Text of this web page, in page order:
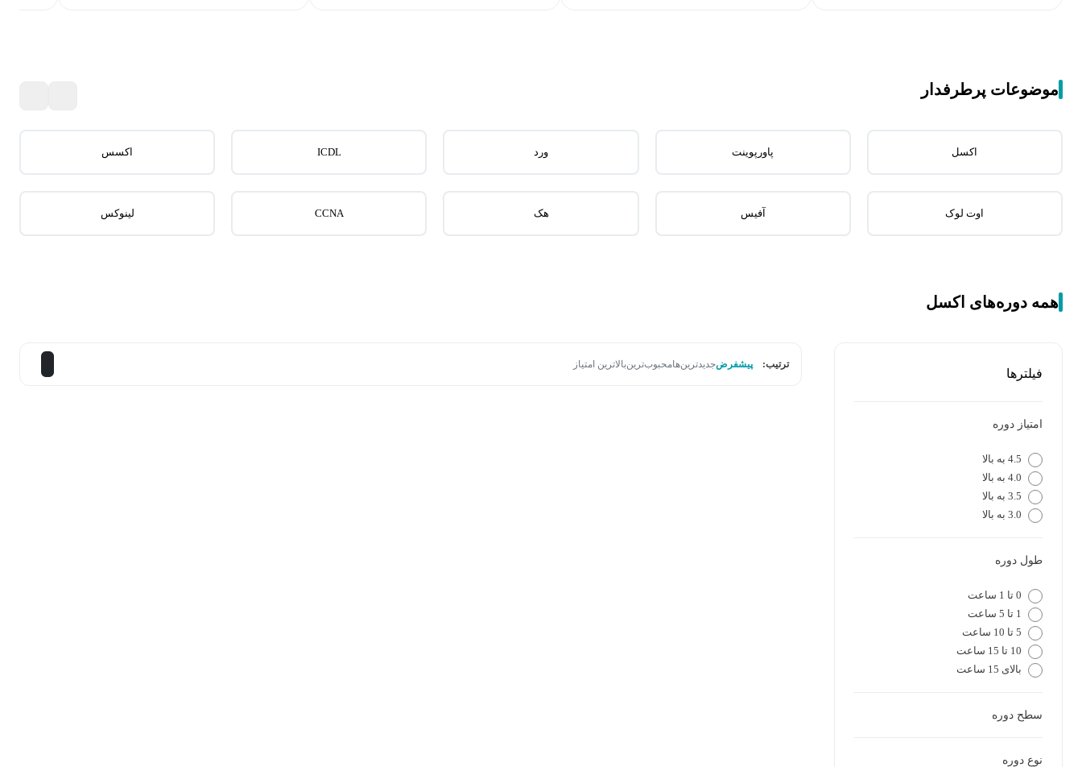
موضوعات پرطرفدار
اکسل پاورپوینت ورد ICDL اکسس
اوت لوک آفیس هک CCNA لینوکس
همه دوره‌های اکسل
فیلترها
امتیاز دوره
4.5 به بالا
4.0 به بالا
3.5 به بالا
3.0 به بالا
طول دوره
0 تا 1 ساعت
1 تا 5 ساعت
5 تا 10 ساعت
10 تا 15 ساعت
بالای 15 ساعت
سطح دوره
نوع دوره
ترتیب: پیشفرضجدیدترین‌هامحبوب‌ترینبالاترین امتیاز